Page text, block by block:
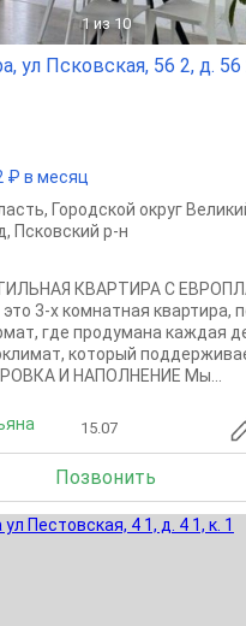
1 из 10
ул Псковская, 56 2, д. 56
₽ в месяц
, Городской округ
, Псковский р-н
КВАРТИРА С
3-х комнатная квартира,
где продумана каждая
который
И НАПОЛНЕНИЕ Мы...
15.07
Позвонить